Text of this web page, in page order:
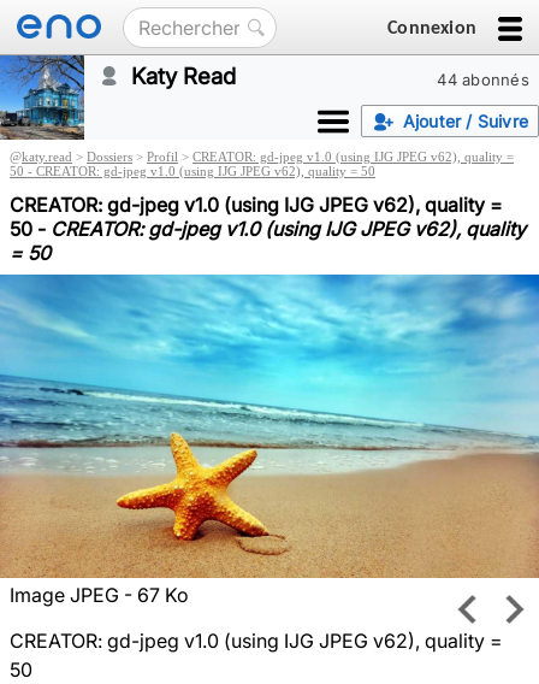
Connexion
44 abonnés
Katy Read
Ajouter / Suivre
@katy.read > Dossiers > Profil > CREATOR: gd-jpeg v1.0 (using IJG JPEG v62), quality =
50 - CREATOR: gd-jpeg v1.0 (using IJG JPEG v62), quality = 50
CREATOR: gd-jpeg v1.0 (using IJG JPEG v62), quality =
50 - CREATOR: gd-jpeg v1.0 (using IJG JPEG v62), quality
= 50
Image JPEG - 67 Ko
CREATOR: gd-jpeg v1.0 (using IJG JPEG v62), quality =
50